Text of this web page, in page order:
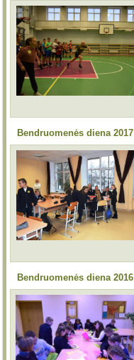
Bendruomenės diena 2017
Bendruomenės diena 2016